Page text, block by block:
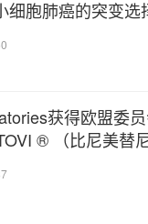
细胞肺癌的突变
获得欧盟委
® （比尼美替